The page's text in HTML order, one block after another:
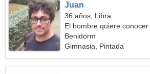
Juan
36 años, Libra
El hombre quiere
Benidorm
Gimnasia, Pintada